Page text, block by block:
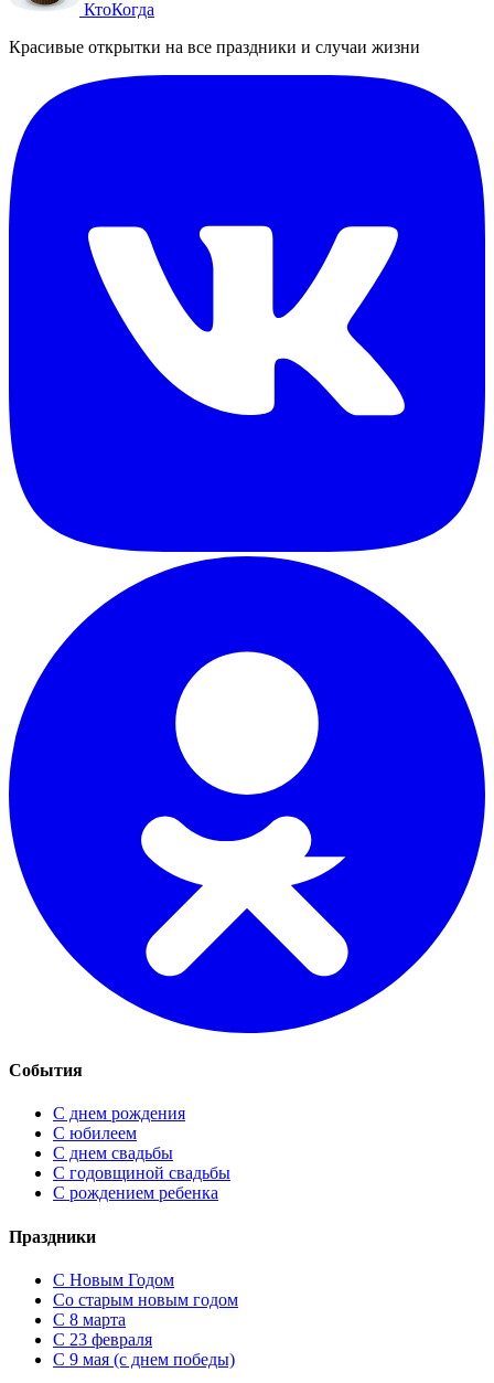
КтоКогда
Красивые открытки на все праздники и случаи жизни
События
С днем рождения
С юбилеем
С днем свадьбы
С годовщиной свадьбы
С рождением ребенка
Праздники
C Новым Годом
Cо старым новым годом
С 8 марта
С 23 февраля
С 9 мая (с днем победы)